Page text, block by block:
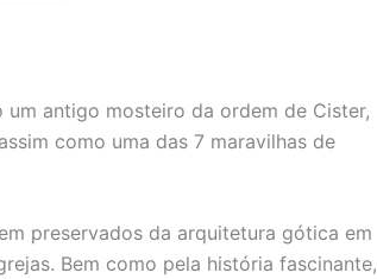
antigo mosteiro da ordem de Cister,
como uma das 7 maravilhas de
preservados da arquitetura gótica em
Bem como pela história fascinante,